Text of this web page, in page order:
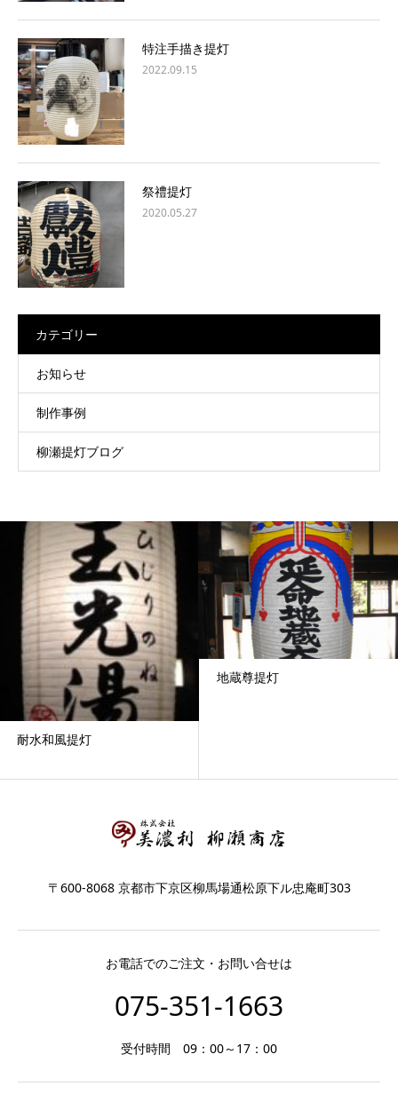
特注手描き提灯
2022.09.15
祭禮提灯
2020.05.27
カテゴリー
お知らせ
制作事例
柳瀬提灯ブログ
耐水和風提灯
地蔵尊提灯
〒600-8068 京都市下京区柳馬場通松原下ル忠庵町303
お電話でのご注文・お問い合せは
075-351-1663
受付時間 09：00～17：00